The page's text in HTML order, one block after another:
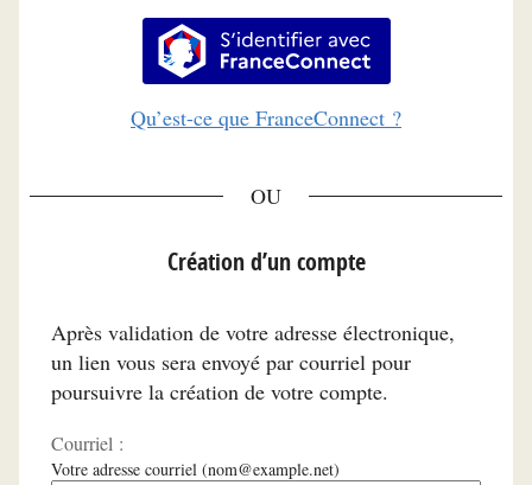
S’identifier avec
Qu’est-ce que FranceConnect ?
Création d’un compte
Après validation de votre adresse électronique,
un lien vous sera envoyé par courriel pour
poursuivre la création de votre compte.
Courriel :
Votre adresse courriel (nom@example.net)